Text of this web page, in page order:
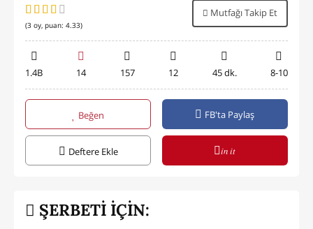
(3 oy, puan: 4.33)
Mutfağı Takip Et
1.4B 14 157 12 45 dk. 8-10
Beğen FB'ta Paylaş
Deftere Ekle in it
ŞERBETİ İÇİN: